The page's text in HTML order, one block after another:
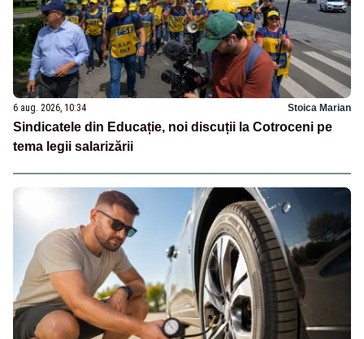
6 aug. 2026, 10:34 Stoica Marian
Sindicatele din Educație, noi discuții la Cotroceni pe
tema legii salarizării